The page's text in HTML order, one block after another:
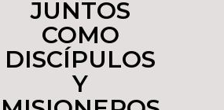
JUNTOS
COMO
DISCÍPULOS
Y